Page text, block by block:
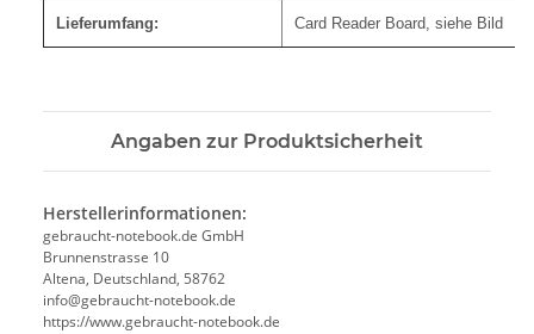
Lieferumfang: Card Reader Board, siehe Bild
Angaben zur Produktsicherheit
Herstellerinformationen:
gebraucht-notebook.de GmbH
Brunnenstrasse 10
Altena, Deutschland, 58762
info@gebraucht-notebook.de
https://www.gebraucht-notebook.de